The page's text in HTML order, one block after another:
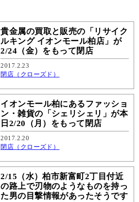
貴金属の買取と販売の「リサイク
ルキング イオンモール柏店」が
2/24（金）をもって閉店
2017.2.23
閉店（クローズド）
イオンモール柏にあるファッショ
ン・雑貨の「シェリシェリ」が本
日2/20（月）をもって閉店
2017.2.20
閉店（クローズド）
2/15（水）柏市新富町2丁目付近
の路上で刃物のようなものを持っ
た男の目撃情報があったそうです